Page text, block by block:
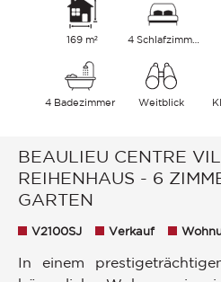
169 m² 4 Schlafzimmer
4 Badezimmer Weitblick
BEAULIEU CENTRE
REIHENHAUS - 6
GARTEN
V2100SJ Verkauf
In einem